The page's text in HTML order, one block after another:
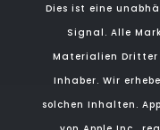
Dies ist eine
Signal. Alle
Materialien Dritter
Inhaber. Wir
solchen Inhalten.